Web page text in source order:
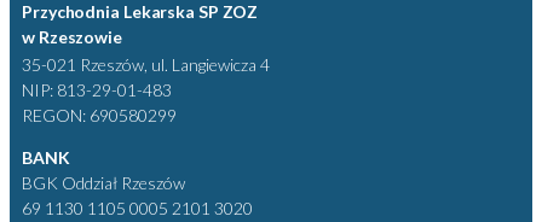
Przychodnia Lekarska SP ZOZ
w Rzeszowie
35-021 Rzeszów, ul. Langiewicza 4
NIP: 813-29-01-483
REGON: 690580299
BANK
BGK Oddział Rzeszów
69 1130 1105 0005 2101 3020